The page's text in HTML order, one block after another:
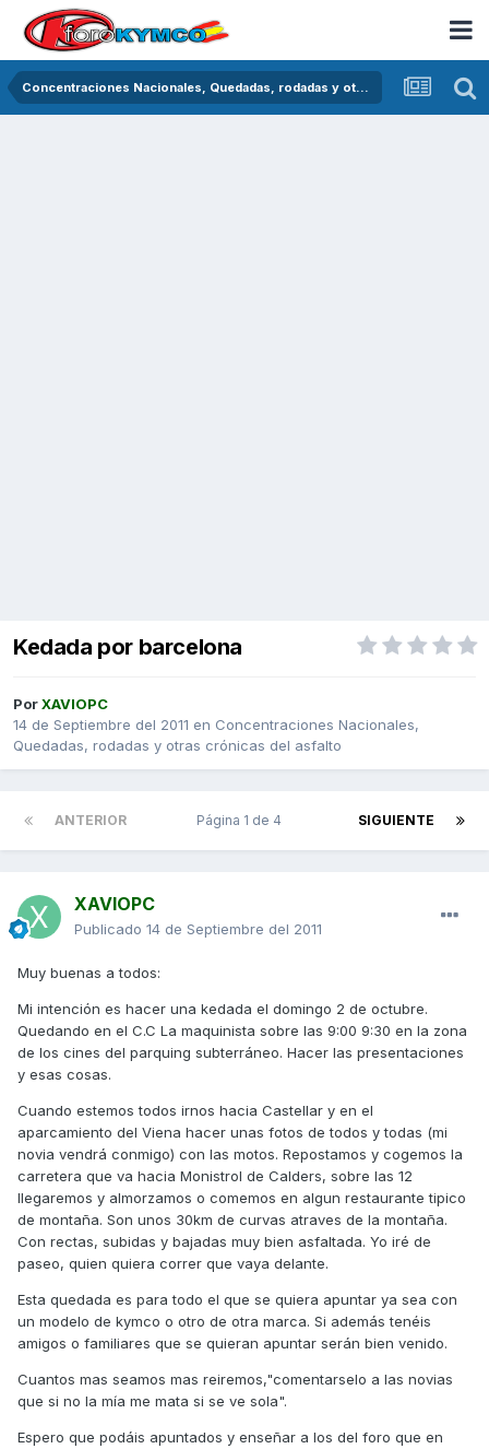
Concentraciones Nacionales, Quedadas, rodadas y otras crónicas del asfalto
Kedada por barcelona
PorXAVIOPC
14 de Septiembre del 2011 en Concentraciones Nacionales,
Quedadas, rodadas y otras crónicas del asfalto
ANTERIOR SIGUIENTE
Página 1 de 4
XAVIOPC
Publicado 14 de Septiembre del 2011
Muy buenas a todos:
Mi intención es hacer una kedada el domingo 2 de octubre.
Quedando en el C.C La maquinista sobre las 9:00 9:30 en la zona
de los cines del parquing subterráneo. Hacer las presentaciones
y esas cosas.
Cuando estemos todos irnos hacia Castellar y en el
aparcamiento del Viena hacer unas fotos de todos y todas (mi
novia vendrá conmigo) con las motos. Repostamos y cogemos la
carretera que va hacia Monistrol de Calders, sobre las 12
llegaremos y almorzamos o comemos en algun restaurante tipico
de montaña. Son unos 30km de curvas atraves de la montaña.
Con rectas, subidas y bajadas muy bien asfaltada. Yo iré de
paseo, quien quiera correr que vaya delante.
Esta quedada es para todo el que se quiera apuntar ya sea con
un modelo de kymco o otro de otra marca. Si además tenéis
amigos o familiares que se quieran apuntar serán bien venido.
Cuantos mas seamos mas reiremos,"comentarselo a las novias
que si no la mía me mata si se ve sola".
Espero que podáis apuntados y enseñar a los del foro que en